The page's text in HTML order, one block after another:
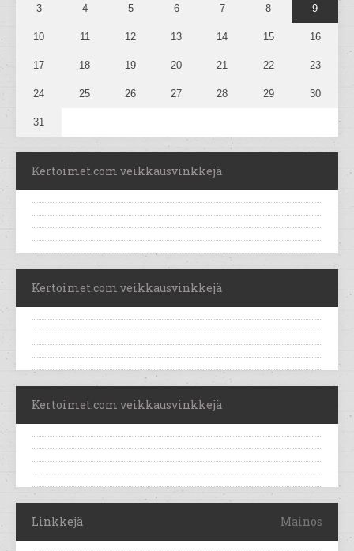
3 4 5 6 7 8 9
10 11 12 13 14 15 16
17 18 19 20 21 22 23
24 25 26 27 28 29 30
31
Kertoimet.com veikkausvinkkejä
Kertoimet.com veikkausvinkkejä
Kertoimet.com veikkausvinkkejä
Linkkejä Mainos